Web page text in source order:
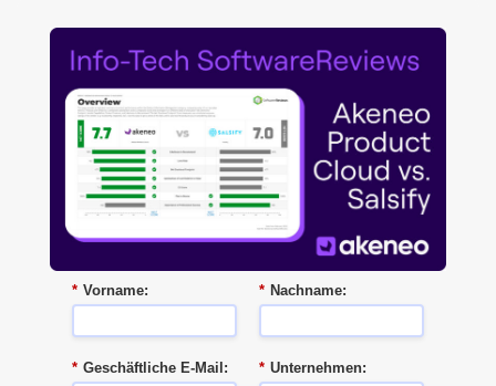
* Vorname: * Nachname:
* Geschäftliche E-Mail: * Unternehmen: